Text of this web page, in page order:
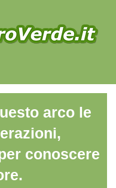
arco le
conoscere